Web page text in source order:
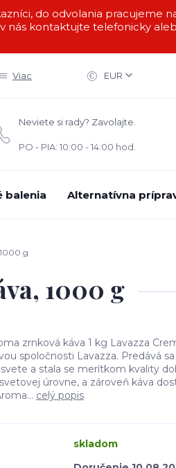
do odvolania
nás kontaktujte telefonicky
Viac EUR
Neviete si rady? Zavolajte.
PO - PIA: 10:00 - 14:00 hod.
balenia Alternatívna
g
1000 g
zrnková káva 1 kg Lavazza
spoločnosti Lavazza. Predává
a stala se merítkom kvality
úrovne, a zároveň káva
celý popis
skladom